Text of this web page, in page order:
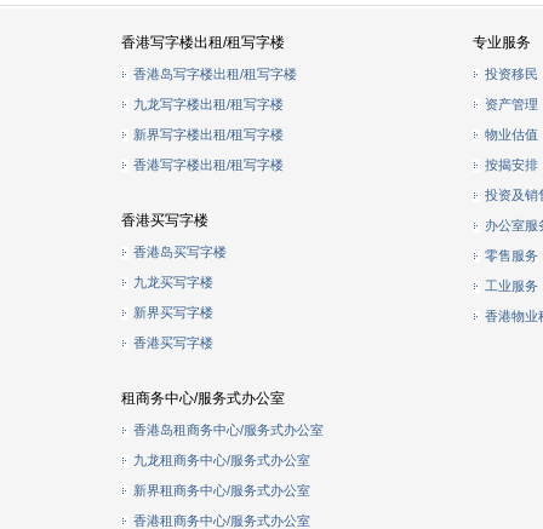
香港写字楼出租/租写字楼
香港岛写字楼出租/租写字楼
九龙写字楼出租/租写字楼
新界写字楼出租/租写字楼
香港写字楼出租/租写字楼
香港买写字楼
香港岛买写字楼
九龙买写字楼
新界买写字楼
香港买写字楼
租商务中心/服务式办公室
香港岛租商务中心/服务式办公室
九龙租商务中心/服务式办公室
新界租商务中心/服务式办公室
香港租商务中心/服务式办公室
专业服务
投资移民
资产管理
物业估值
按揭安排
投资及销
办公室服
零售服务
工业服务
香港物业